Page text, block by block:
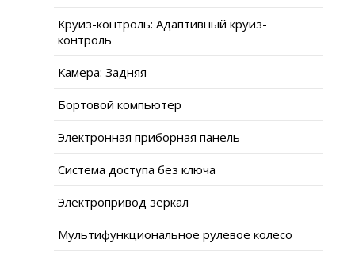
Круиз-контроль: Адаптивный круиз-
контроль
Камера: Задняя
Бортовой компьютер
Электронная приборная панель
Система доступа без ключа
Электропривод зеркал
Мультифункциональное рулевое колесо